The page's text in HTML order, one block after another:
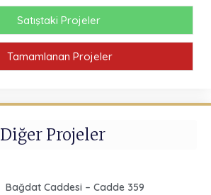
Satıştaki Projeler
Tamamlanan Projeler
Diğer Projeler
Bağdat Caddesi – Cadde 359